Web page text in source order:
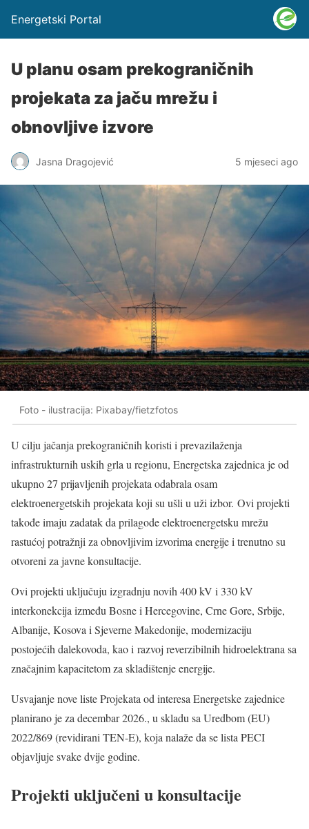
Energetski Portal
U planu osam prekograničnih
projekata za jaču mrežu i
obnovljive izvore
Jasna Dragojević 5 mjeseci ago
Foto - ilustracija: Pixabay/fietzfotos
U cilju jačanja prekograničnih koristi i prevazilaženja
infrastrukturnih uskih grla u regionu, Energetska zajednica je od
ukupno 27 prijavljenih projekata odabrala osam
elektroenergetskih projekata koji su ušli u uži izbor. Ovi projekti
takođe imaju zadatak da prilagode elektroenergetsku mrežu
rastućoj potražnji za obnovljivim izvorima energije i trenutno su
otvoreni za javne konsultacije.
Ovi projekti uključuju izgradnju novih 400 kV i 330 kV
interkonekcija između Bosne i Hercegovine, Crne Gore, Srbije,
Albanije, Kosova i Sjeverne Makedonije, modernizaciju
postojećih dalekovoda, kao i razvoj reverzibilnih hidroelektrana sa
značajnim kapacitetom za skladištenje energije.
Usvajanje nove liste Projekata od interesa Energetske zajednice
planirano je za decembar 2026., u skladu sa Uredbom (EU)
2022/869 (revidirani TEN-E), koja nalaže da se lista PECI
objavljuje svake dvije godine.
Projekti uključeni u konsultacije